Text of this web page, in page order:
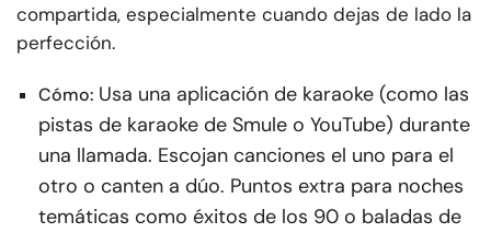
compartida, especialmente cuando dejas de lado la
perfección.
Cómo: Usa una aplicación de karaoke (como las
pistas de karaoke de Smule o YouTube) durante
una llamada. Escojan canciones el uno para el
otro o canten a dúo. Puntos extra para noches
temáticas como éxitos de los 90 o baladas de